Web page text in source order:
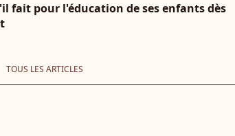
fait pour l'éducation de ses enfants dès
TOUS LES ARTICLES